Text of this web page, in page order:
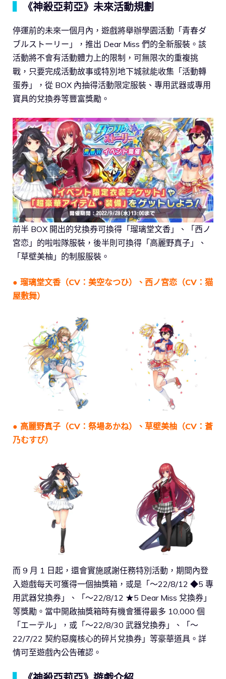
《神殺亞莉亞》未來活動規劃
停運前的未來一個月內，遊戲將舉辦學園活動「青春ダ
ブルストーリー」，推出 Dear Miss 們的全新服裝。該
活動將不會有活動體力上的限制，可無限次的重複挑
戰，只要完成活動故事或特別地下城就能收集「活動轉
蛋券」，從 BOX 內抽得活動限定服裝、專用武器或專用
寶具的兌換券等豐富獎勵。
前半 BOX 開出的兌換券可換得「瑠璃堂文香」、「西ノ
宮恋」的啦啦隊服裝，後半則可換得「高麗野真子」、
「草壁美柚」的制服服裝。
● 瑠璃堂文香（CV：美空なつひ）、西ノ宮恋（CV：猫
屋敷舞）
● 高麗野真子（CV：祭場あかね）、草壁美柚（CV：蒼
乃むすび）
而 9 月 1 日起，還會實施感謝任務特別活動，期間內登
入遊戲每天可獲得一個抽獎箱，或是「～22/8/12 ◆5 專
用武器兌換券」、「～22/8/12 ★5 Dear Miss 兌換券」
等獎勵。當中開啟抽獎箱時有機會獲得最多 10,000 個
「エーテル」，或「～22/8/30 武器兌換券」、「～
22/7/22 契約惡魔核心的碎片兌換券」等豪華道具。詳
情可至遊戲內公告確認。